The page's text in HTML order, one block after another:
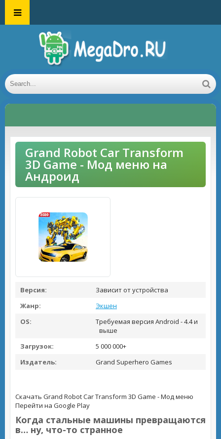
Grand Robot Car Transform
3D Game - Мод меню на
Андроид
Версия:
Зависит от устройства
Жанр:
Экшен
OS:
Требуемая версия Android - 4.4 и
выше
Загрузок:
5 000 000+
Издатель:
Grand Superhero Games
Скачать Grand Robot Car Transform 3D Game - Мод меню
Перейти на Google Play
Когда стальные машины превращаются
в… ну, что-то странное